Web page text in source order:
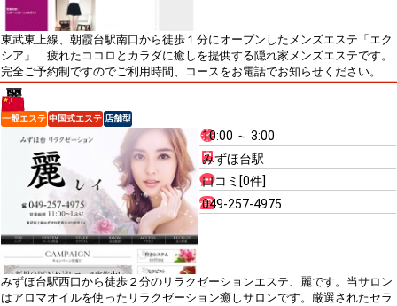
東武東上線、朝霞台駅南口から徒歩１分にオープンしたメンズエステ「エク
シア」 疲れたココロとカラダに癒しを提供する隠れ家メンズエステです。
完全ご予約制ですのでご利用時間、コースをお電話でお知らせください。
麗
一般エステ 中国式エステ 店舗型
10:00 ～ 3:00
みずほ台駅
口コミ[0件]
049-257-4975
みずほ台駅西口から徒歩２分のリラクゼーションエステ、麗です。当サロン
はアロマオイルを使ったリラクゼーション癒しサロンです。厳選されたセラ